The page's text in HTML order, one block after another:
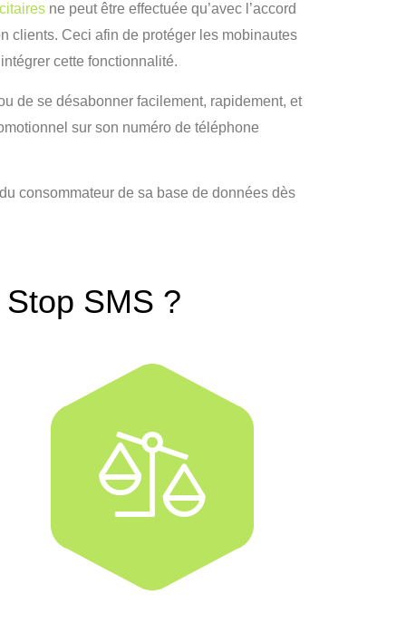
ne peut être effectuée qu’avec l’accord
clients. Ceci afin de protéger les mobinautes
cette fonctionnalité.
de se désabonner facilement, rapidement, et
sur son numéro de téléphone
consommateur de sa base de données dès
SMS ?